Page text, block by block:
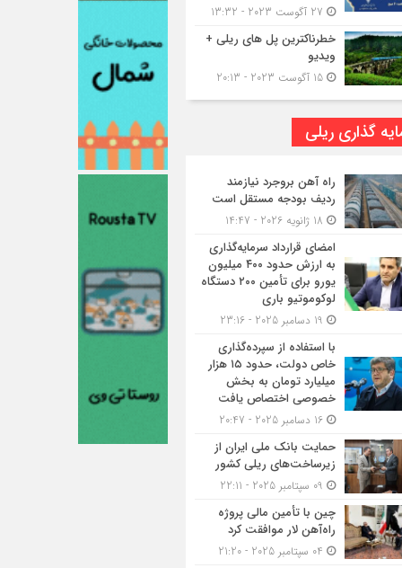
خطرناکترین پل های ریلی +
ویدیو
گذاری ریلی
راه آهن بروجرد نیازمند
ردیف بودجه مستقل است
امضای قرارداد سرمایه‌گذاری
به ارزش حدود ۴۰۰ میلیون
یورو برای تأمین ۲۰۰ دستگاه
لوکوموتیو باری
با استفاده از سپرده‌گذاری
خاص دولت، حدود ۱۵ هزار
میلیارد تومان به بخش
خصوصی اختصاص یافت
حمایت بانک ملی ایران از
زیرساخت‌های ریلی کشور
چین با تأمین مالی پروژه
راه‌آهن لار موافقت کرد